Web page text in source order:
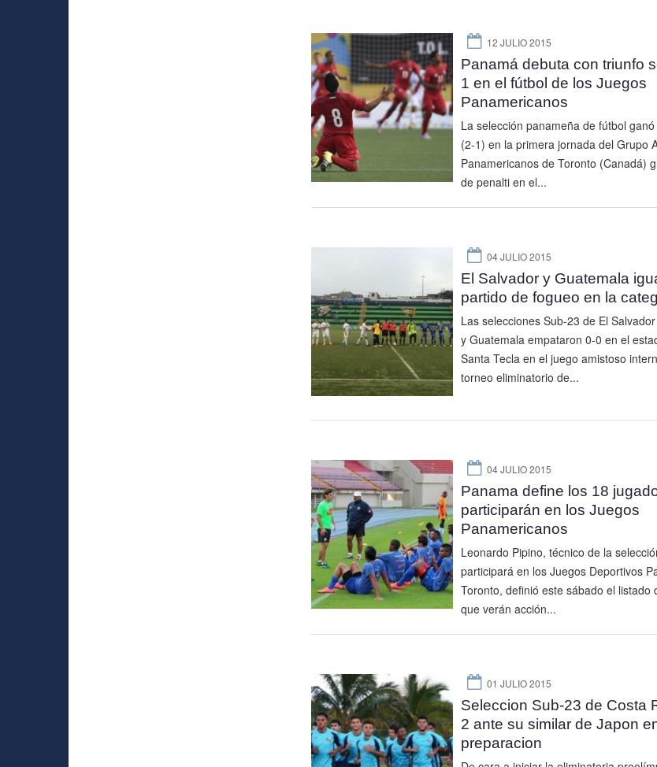
12 JULIO 2015
Panamá debuta con triunfo
1 en el fútbol de los Juegos
Panamericanos
La selección panameña de fútbol
(2-1) en la primera jornada del Grupo
Panamericanos de Toronto (Canadá)
de penalti en el...
04 JULIO 2015
El Salvador y Guatemala
partido de fogueo en la
Las selecciones Sub-23 de El Salvador
y Guatemala empataron 0-0 en el
Santa Tecla en el juego amistoso
torneo eliminatorio de...
04 JULIO 2015
Panama define los 18
participarán en los Juegos
Panamericanos
Leonardo Pipino, técnico de la
participará en los Juegos Deportivos
Toronto, definió este sábado el listado
que verán acción...
01 JULIO 2015
Seleccion Sub-23 de Costa
2 ante su similar de Japon
preparacion